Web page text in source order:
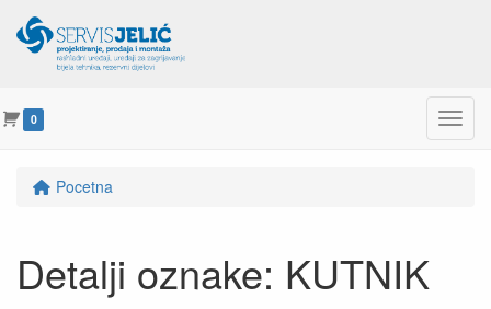
0 Menu
Pocetna
Detalji oznake: KUTNIK